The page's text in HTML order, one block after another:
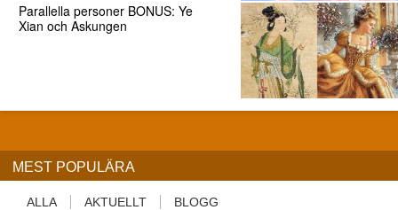
Parallella personer BONUS: Ye
Xian och Askungen
MEST POPULÄRA
ALLA AKTUELLT BLOGG